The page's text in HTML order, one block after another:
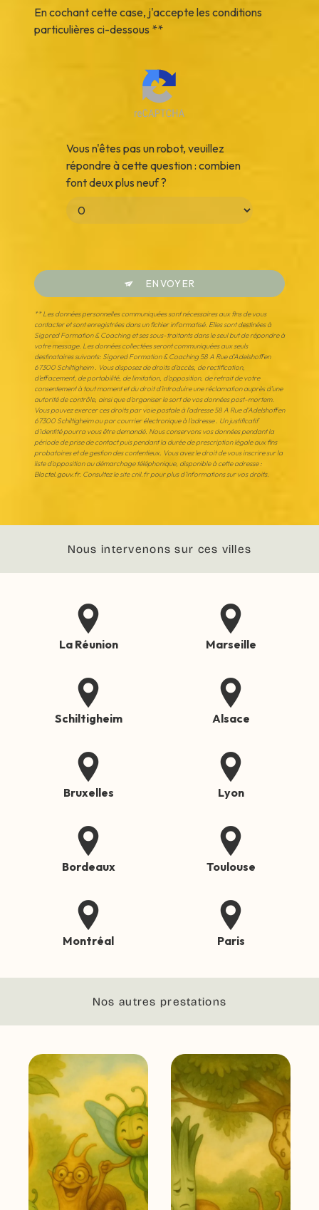
En cochant cette case, j'accepte les conditions
particulières ci-dessous **
Vous n'êtes pas un robot, veuillez
répondre à cette question : combien
font deux plus neuf ?
ENVOYER
** Les données personnelles communiquées sont nécessaires aux fins de vous
contacter et sont enregistrées dans un fichier informatisé. Elles sont destinées à
Sigored Formation & Coaching et ses sous-traitants dans le seul but de répondre à
votre message. Les données collectées seront communiquées aux seuls
destinataires suivants: Sigored Formation & Coaching 58 A Rue d'Adelshoffen
67300 Schiltigheim . Vous disposez de droits d’accès, de rectification,
d’effacement, de portabilité, de limitation, d’opposition, de retrait de votre
consentement à tout moment et du droit d’introduire une réclamation auprès d’une
autorité de contrôle, ainsi que d’organiser le sort de vos données post-mortem.
Vous pouvez exercer ces droits par voie postale à l'adresse 58 A Rue d'Adelshoffen
67300 Schiltigheim ou par courrier électronique à l'adresse . Un justificatif
d'identité pourra vous être demandé. Nous conservons vos données pendant la
période de prise de contact puis pendant la durée de prescription légale aux fins
probatoires et de gestion des contentieux. Vous avez le droit de vous inscrire sur la
liste d'opposition au démarchage téléphonique, disponible à cette adresse :
Bloctel.gouv.fr. Consultez le site cnil.fr pour plus d’informations sur vos droits.
Nous intervenons sur ces villes
La Réunion Marseille
Schiltigheim Alsace
Bruxelles Lyon
Bordeaux Toulouse
Montréal Paris
Nos autres prestations